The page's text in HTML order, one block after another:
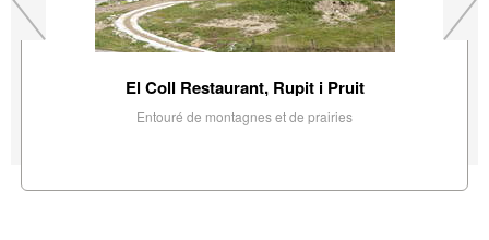
El Coll Restaurant, Rupit i Pruit
Entouré de montagnes et de prairies